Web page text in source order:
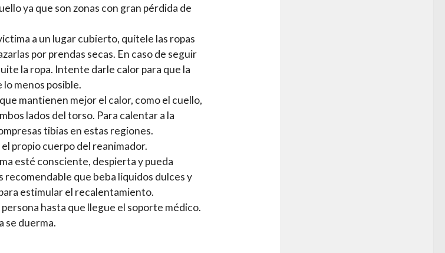
ya que son zonas con gran pérdida de
a un lugar cubierto, quítele las ropas
por prendas secas. En caso de seguir
la ropa. Intente darle calor para que la
menos posible.
mantienen mejor el calor, como el cuello,
lados del torso. Para calentar a la
tibias en estas regiones.
propio cuerpo del reanimador.
esté consciente, despierta y pueda
recomendable que beba líquidos dulces y
estimular el recalentamiento.
hasta que llegue el soporte médico.
se duerma.